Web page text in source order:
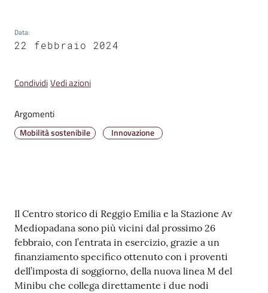
e
t
i
Data:
22 febbraio 2024
CondividiVedi azioni
Argomenti
Mobilità sostenibile Innovazione
Contenuto
Il Centro storico di Reggio Emilia e la Stazione Av
Mediopadana sono più vicini dal prossimo 26
febbraio, con l’entrata in esercizio, grazie a un
finanziamento specifico ottenuto con i proventi
dell’imposta di soggiorno, della nuova linea M del
Minibu che collega direttamente i due nodi